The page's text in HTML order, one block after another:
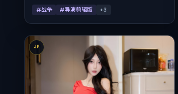
#战争 #导演剪辑版 +3
JP